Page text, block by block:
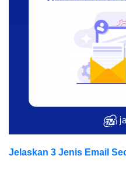
Jelaskan 3 Jenis Email